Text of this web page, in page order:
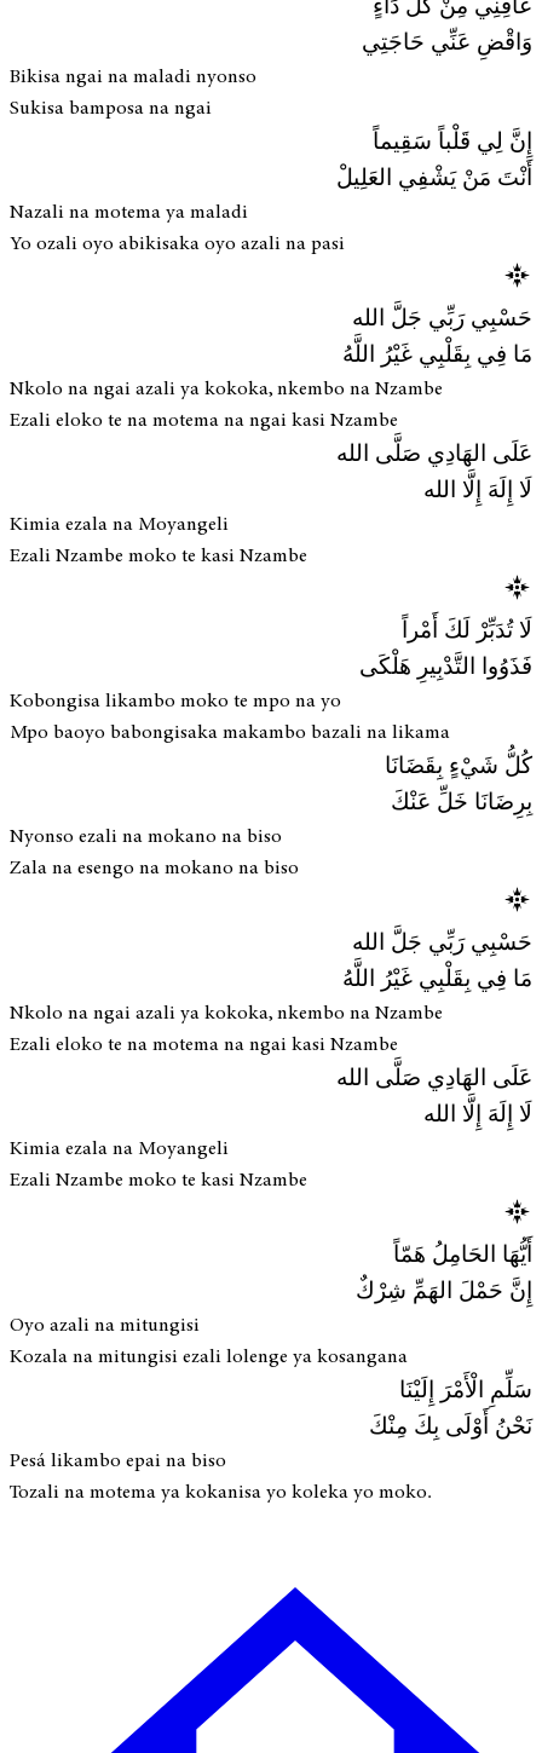
عَافِنِي مِنْ كُلِّ دَاءٍ
وَاقْضِ عَنِّي حَاجَتِي
Bikisa ngai na maladi nyonso
Sukisa bamposa na ngai
إِنَّ لِي قَلْباً سَقِيماً
أَنْتَ مَنْ يَشْفِي العَلِيلْ
Nazali na motema ya maladi
Yo ozali oyo abikisaka oyo azali na pasi
حَسْبِي رَبِّي جَلَّ الله
مَا فِي بِقَلْبِي غَيْرُ اللَّهُ
Nkolo na ngai azali ya kokoka, nkembo na Nzambe
Ezali eloko te na motema na ngai kasi Nzambe
عَلَى الهَادِي صَلَّى الله
لَا إِلَهَ إِلَّا الله
Kimia ezala na Moyangeli
Ezali Nzambe moko te kasi Nzambe
لَا تُدَبِّرْ لَكَ أَمْراً
فَذَوُوا التَّدْبِيرِ هَلْكَى
Kobongisa likambo moko te mpo na yo
Mpo baoyo babongisaka makambo bazali na likama
كُلُّ شَيْءٍ بِقَضَانَا
بِرِضَانَا خَلِّ عَنْكَ
Nyonso ezali na mokano na biso
Zala na esengo na mokano na biso
حَسْبِي رَبِّي جَلَّ الله
مَا فِي بِقَلْبِي غَيْرُ اللَّهُ
Nkolo na ngai azali ya kokoka, nkembo na Nzambe
Ezali eloko te na motema na ngai kasi Nzambe
عَلَى الهَادِي صَلَّى الله
لَا إِلَهَ إِلَّا الله
Kimia ezala na Moyangeli
Ezali Nzambe moko te kasi Nzambe
أَيُّهَا الحَامِلُ هَمّاً
إِنَّ حَمْلَ الهَمِّ شِرْكٌ
Oyo azali na mitungisi
Kozala na mitungisi ezali lolenge ya kosangana
سَلِّمِ الْأَمْرَ إِلَيْنَا
نَحْنُ أَوْلَى بِكَ مِنْكَ
Pesá likambo epai na biso
Tozali na motema ya kokanisa yo koleka yo moko.